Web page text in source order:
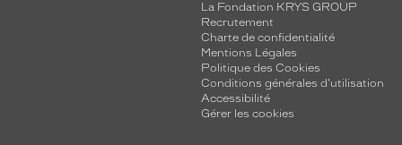
La Fondation KRYS GROUP
Recrutement
Charte de confidentialité
Mentions Légales
Politique des Cookies
Conditions générales d'utilisation
Accessibilité
Gérer les cookies